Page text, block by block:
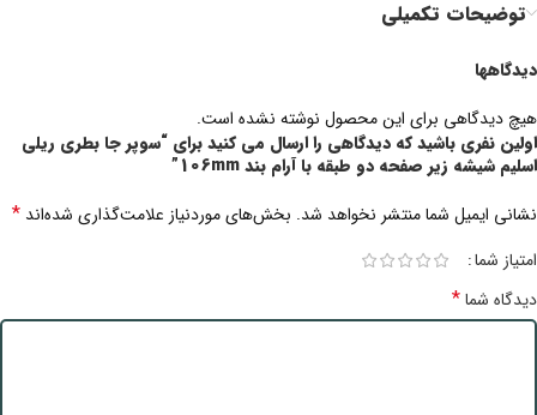
توضیحات تکمیلی
دیدگاهها
هیچ دیدگاهی برای این محصول نوشته نشده است.
اولین نفری باشید که دیدگاهی را ارسال می کنید برای “سوپر جا بطری ریلی
اسلیم شیشه زیر صفحه دو طبقه با آرام بند 106mm”
نشانی ایمیل شما منتشر نخواهد شد. بخش‌های موردنیاز علامت‌گذاری شده‌اند *
امتیاز شما
دیدگاه شما*